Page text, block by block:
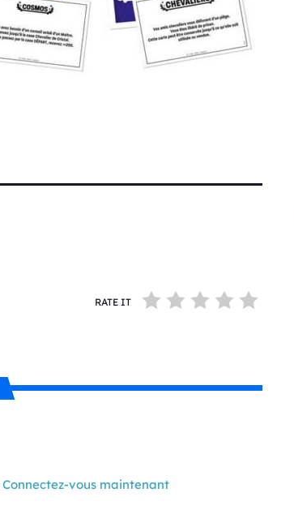
RATE IT
Connectez-vous maintenant